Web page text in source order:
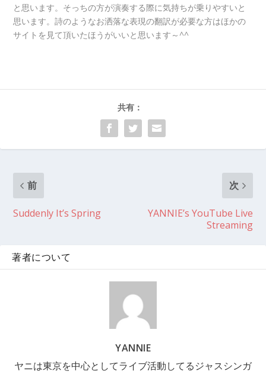
と思います。そっちの方が演奏する際に気持ちが乗りやすいと
思います。詩のようなお洒落な表現の翻訳が必要な方はほかの
サイトを見て頂いたほうがいいと思います～^^
共有：
前
Suddenly It’s Spring
次
YANNIE’s YouTube Live
Streaming
著者について
YANNIE
ヤニは東京を中心としてライブ活動してるジャスシンガ